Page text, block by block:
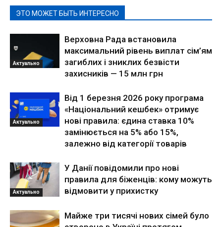
ЭТО МОЖЕТ БЫТЬ ИНТЕРЕСНО
Актуально
Верховна Рада встановила
максимальний рівень виплат сім’ям
загиблих і зниклих безвісти
захисників — 15 млн грн
Актуально
Від 1 березня 2026 року програма
«Національний кешбек» отримує
нові правила: єдина ставка 10%
замінюється на 5% або 15%,
залежно від категорії товарів
Актуально
У Данії повідомили про нові
правила для біженців: кому можуть
відмовити у прихистку
Майже три тисячі нових сімей було